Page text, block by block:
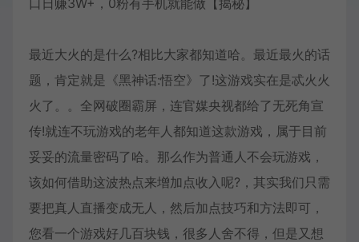
最近大火的是什么?相比大家都知道哈。最近最火的话
题，肯定就是《黑神话:悟空》了!这游戏实在是忒火火
火了。。全网破圈霸屏，连官媒央视都给了无死角宣
传!就连不玩游戏的老年人都知道这款游戏，属于目前
妥妥的流量密码了哈。那么作为普通人不会玩游戏，
该如何借助这波热点来增加点收入呢?，其实我们只需
要把真人直播变成无人，然后加点技巧和方法即可，
您看一个游戏好几百块钱，很多人舍不得，但是又想